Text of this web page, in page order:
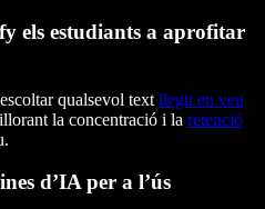
els estudiants a aprofitar
escoltar qualsevol text llegit en veu
la concentració i la retenció
d’IA per a l’ús